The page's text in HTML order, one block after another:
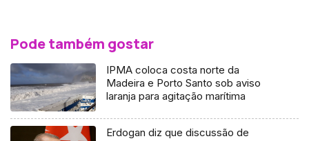
Pode também gostar
IPMA coloca costa norte da
Madeira e Porto Santo sob aviso
laranja para agitação marítima
Erdogan diz que discussão de